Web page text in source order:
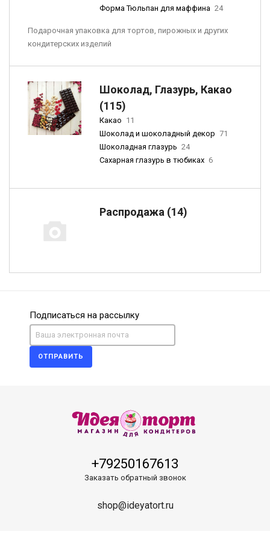
Форма Тюльпан для маффина 24
Подарочная упаковка для тортов, пирожных и других
кондитерских изделий
Шоколад, Глазурь, Какао
(115)
Какао 11
Шоколад и шоколадный декор 71
Шоколадная глазурь 24
Сахарная глазурь в тюбиках 6
Распродажа (14)
Подписаться на рассылку
ОТПРАВИТЬ
+79250167613
Заказать обратный звонок
shop@ideyatort.ru